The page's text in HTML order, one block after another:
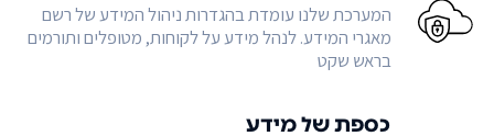
המערכת שלנו עומדת בהגדרות ניהול המידע של רשם
מאגרי המידע. לנהל מידע על לקוחות, מטופלים ותורמים
בראש שקט
כספת של מידע